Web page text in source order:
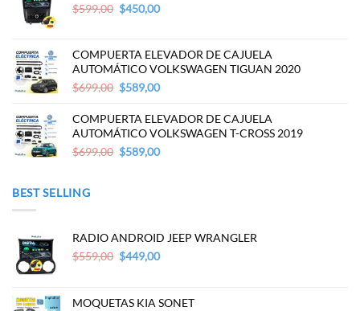
$599,00 Original
$599,00.
$450,00Current
$450,00.
COMPUERTA ELEVADOR DE CAJUELA
AUTOMÁTICO VOLKSWAGEN TIGUAN 2020
$699,00 Original
was:
$699,00.
$589,00Current
is:
$589,00.
COMPUERTA ELEVADOR DE CAJUELA
AUTOMÁTICO VOLKSWAGEN T-CROSS 2019
$699,00 Original
$589,00Current
BEST SELLING
RADIO ANDROID JEEP WRANGLER
$559,00 Original
$559,00.
$449,00Current
$449,00.
MOQUETAS KIA SONET